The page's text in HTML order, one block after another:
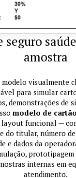
seguro
amostra
modelo visualmente
para simular
demonstrações de
modelo de
layout funcional —
do titular, número
e dados da
prototipagem
internas em
atendimento.